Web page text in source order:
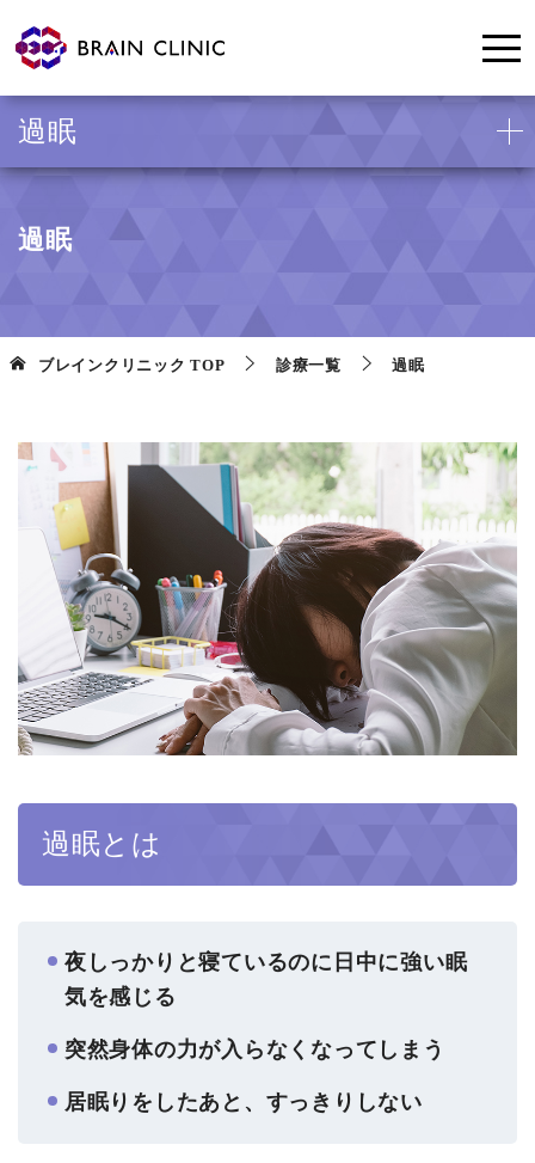
過眠
ブレインクリニック TOP 診療一覧 過眠
過眠とは
夜しっかりと寝ているのに日中に強い眠
気を感じる
突然身体の力が入らなくなってしまう
居眠りをしたあと、すっきりしない
過眠